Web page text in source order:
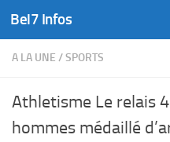
Skip to content
Bel7 Infos
A LA UNE /SPORTS
Athletisme Le relais
hommes médaillé